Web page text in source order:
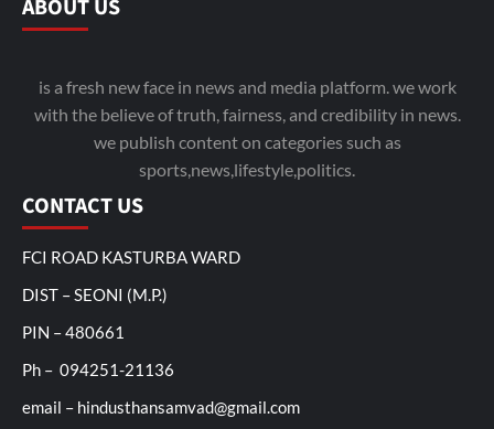
ABOUT US
is a fresh new face in news and media platform. we work
with the believe of truth, fairness, and credibility in news.
we publish content on categories such as
sports,news,lifestyle,politics.
CONTACT US
FCI ROAD KASTURBA WARD
DIST – SEONI (M.P.)
PIN – 480661
Ph – 094251-21136
email – hindusthansamvad@gmail.com